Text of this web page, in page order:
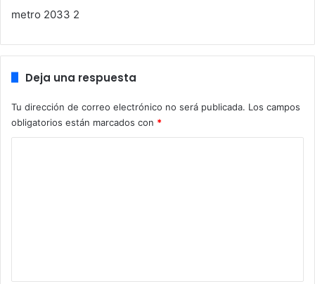
metro 2033 2
Deja una respuesta
Tu dirección de correo electrónico no será publicada. Los campos
obligatorios están marcados con *